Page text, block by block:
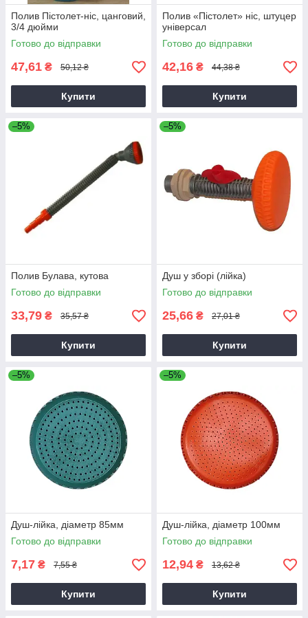
Полив Пістолет-ніс, цанговий,
3/4 дюйми
Готово до відправки
47,61 ₴ 50,12 ₴
Купити
Полив «Пістолет» ніс, штуцер
універсал
Готово до відправки
42,16 ₴ 44,38 ₴
Купити
–5%
Полив Булава, кутова
Готово до відправки
33,79 ₴ 35,57 ₴
Купити
–5%
Душ у зборі (лійка)
Готово до відправки
25,66 ₴ 27,01 ₴
Купити
–5%
Душ-лійка, діаметр 85мм
Готово до відправки
7,17 ₴ 7,55 ₴
Купити
–5%
Душ-лійка, діаметр 100мм
Готово до відправки
12,94 ₴ 13,62 ₴
Купити